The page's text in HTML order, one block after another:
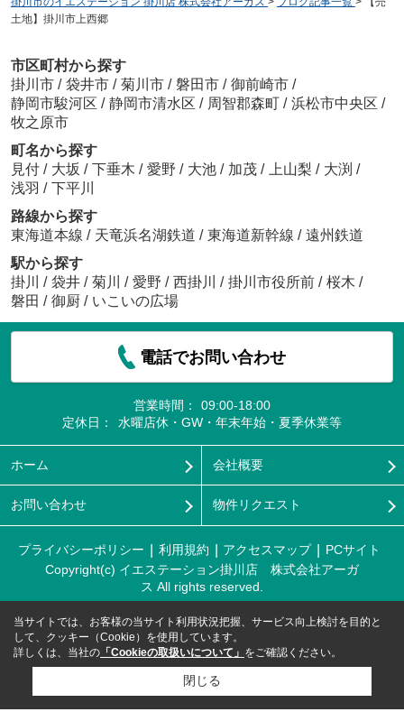
土地】掛川市上西郷
市区町村から探す
掛川市 / 袋井市 / 菊川市 / 磐田市 / 御前崎市 /
静岡市駿河区 / 静岡市清水区 / 周智郡森町 / 浜松市中央区 /
牧之原市
町名から探す
見付 / 大坂 / 下垂木 / 愛野 / 大池 / 加茂 / 上山梨 / 大渕 /
浅羽 / 下平川
路線から探す
東海道本線 / 天竜浜名湖鉄道 / 東海道新幹線 / 遠州鉄道
駅から探す
掛川
/ 袋井 / 菊川 / 愛野 / 西掛川 / 掛川市役所前 / 桜木 /
磐田 / 御厨 / いこいの広場
電話でお問い合わせ
営業時間：
09:00-18:00
定休日：
水曜店休・GW・年末年始・夏季休業等
ホーム 会社概要
お問い合わせ 物件リクエスト
プライバシーポリシー 利用規約 アクセスマップ
PCサイト
Copyright(c) イエステーション掛川店 株式会社アーガ
ス All rights reserved.
当サイトでは、お客様の当サイト利用状況把握、サービス向上検討を目的と
して、クッキー（Cookie）を使用しています。
詳しくは、当社の 「Cookieの取扱いについて」 をご確認ください。
閉じる